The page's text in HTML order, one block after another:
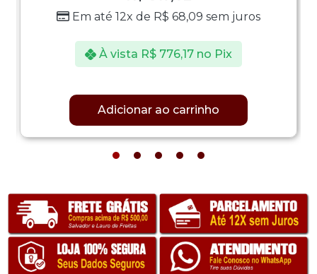
Em até 12x de R$ 68,09 sem juros
À vista R$ 776,17 no Pix
Adicionar ao carrinho